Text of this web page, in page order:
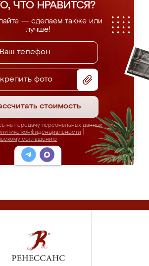
ЧТО НРАВИТСЯ?
— сделаем также или
лучше!
фото
стоимость
на передачу персональных данных
конфиденциальности
соглашению